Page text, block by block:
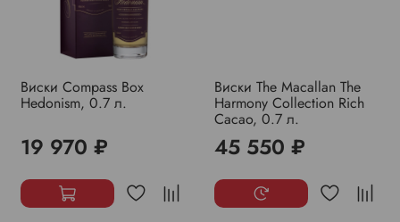
Виски Compass Box
Hedonism, 0.7 л.
19 970 ₽
Виски The Macallan The
Harmony Collection Rich
Cacao, 0.7 л.
45 550 ₽